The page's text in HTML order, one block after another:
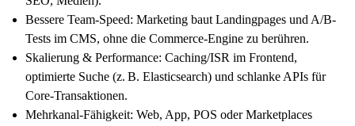
Bessere Team-Speed: Marketing baut Landingpages und A/B-
Tests im CMS, ohne die Commerce-Engine zu berühren.
Skalierung & Performance: Caching/ISR im Frontend,
optimierte Suche (z. B. Elasticsearch) und schlanke APIs für
Core-Transaktionen.
Mehrkanal-Fähigkeit: Web, App, POS oder Marketplaces